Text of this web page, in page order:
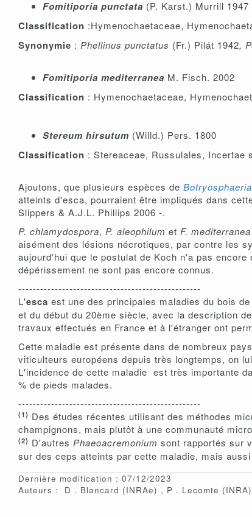
Fomitiporia punctata (P. Karst.) Murrill 1947
Classification :Hymenochaetaceae,
Synonymie : Phellinus punctatus (Fr.) Pilát 1942,
Fomitiporia mediterranea M. Fisch. 2002
Classification : Hymenochaetaceae,
Stereum hirsutum (Willd.) Pers. 1800
Classification : Stereaceae, Russulales, Incertae
Ajoutons, que plusieurs espèces de Botryosphaeria
atteints d'esca, pourraient être impliqués dans
Slippers & A.J.L. Phillips 2006 -.
P. chlamydospora, P. aleophilum et F. mediterranea
aisément des lésions nécrotiques, par contre les
aujourd'hui que le postulat de Koch n'a pas
dépérissement ne sont pas encore connus.
--------------------------------------------------
L'esca est une des principales maladies du bois
et du début du 20ème siècle, avec la description
travaux effectués en France et à l'étranger ont
Cette maladie est présente dans de nombreux
viticulteurs européens depuis très longtemps, on
L'incidence de cette maladie est très importante
% de pieds malades.
--------------------------------------------------
(1) Des études récentes utilisant des méthodes
champignons, mais plutôt à une communauté
(2) D'autres Phaeoacremonium sont rapportés sur
sur des ceps atteints par cette maladie, mais
Dernière modification : 07/12/2023
Auteurs :
D Blancard (INRAe) P Lecomte (INRA)